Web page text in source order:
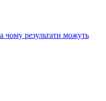
чому результати можуть